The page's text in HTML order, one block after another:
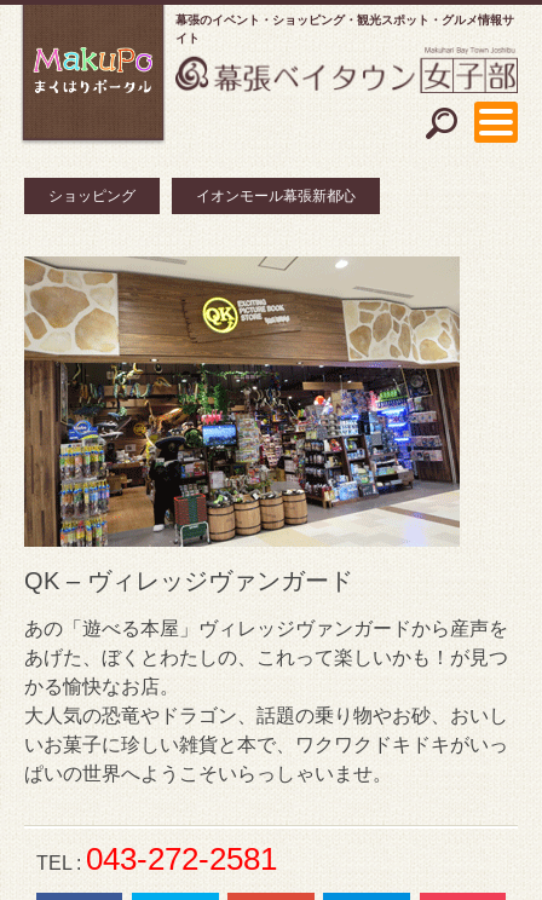
幕張のイベント・ショッピング
観光スポット・グルメ情報サ
イト
ショッピング イオンモール幕張新都心
QK – ヴィレッジヴァンガード
あの「遊べる本屋」ヴィレッジヴァンガードから産声を
あげた、ぼくとわたしの、これって楽しいかも！が見つ
かる愉快なお店。
大人気の恐竜やドラゴン、話題の乗り物やお砂、おいし
いお菓子に珍しい雑貨と本で、ワクワクドキドキがいっ
ぱいの世界へようこそいらっしゃいませ。
TEL : 043-272-2581